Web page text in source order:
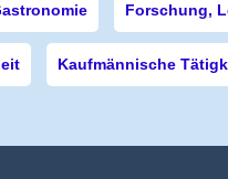
Forschung,
Kaufmännische